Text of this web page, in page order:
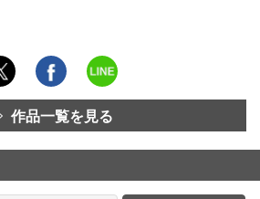
作品一覧を見る